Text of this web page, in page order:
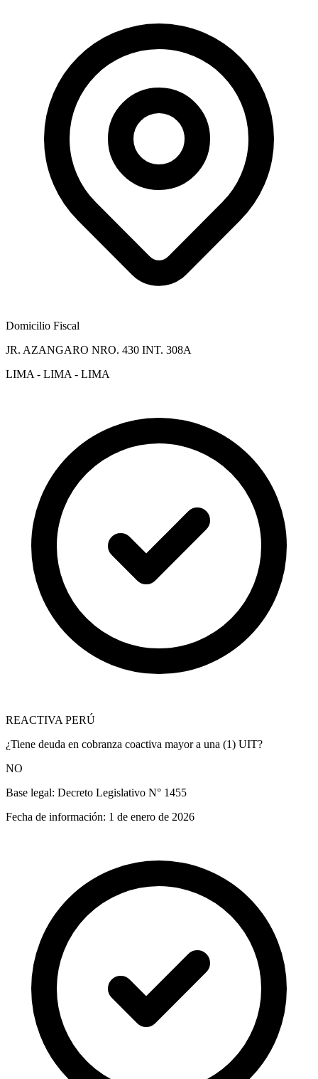
Domicilio Fiscal
JR. AZANGARO NRO. 430 INT. 308A
LIMA - LIMA - LIMA
REACTIVA PERÚ
¿Tiene deuda en cobranza coactiva mayor a una (1) UIT?
NO
Base legal: Decreto Legislativo N° 1455
Fecha de información: 1 de enero de 2026